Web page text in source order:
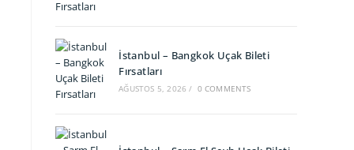
İstanbul – Bangkok Uçak Bileti
Fırsatları
AĞUSTOS 5, 2026 / 0 COMMENTS